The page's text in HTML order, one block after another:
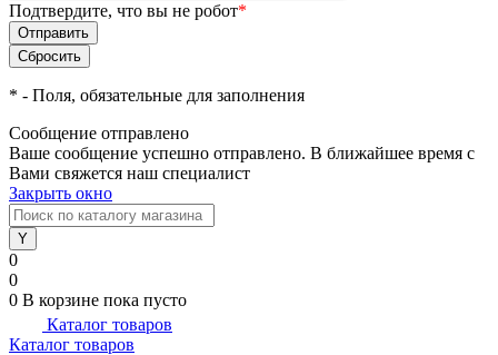
Подтвердите, что вы не робот*
* - Поля, обязательные для заполнения
Сообщение отправлено
Ваше сообщение успешно отправлено. В ближайшее время с
Вами свяжется наш специалист
Закрыть окно
0
0
0 В корзине пока пусто
Каталог товаров
Каталог товаров